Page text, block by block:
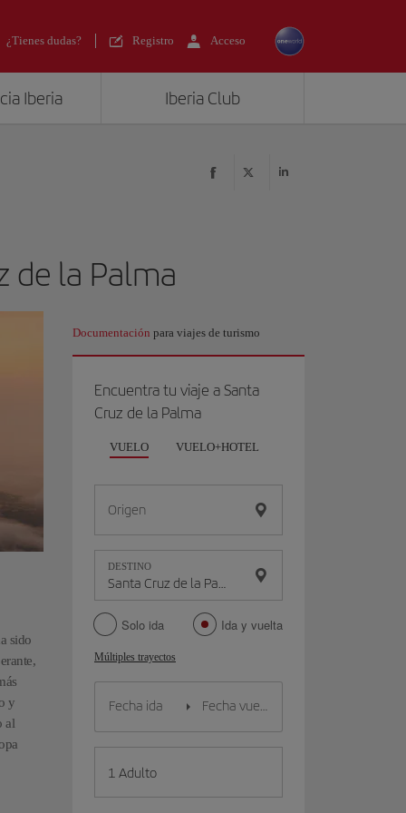
¿Tienes dudas? Registro Acceso
Iberia Iberia Club
de la Palma
sido
y
al
Documentación para viajes de turismo
Encuentra tu viaje a Santa
Cruz de la Palma
VUELO VUELO+HOTEL
Origen
DESTINO
Solo ida Ida y vuelta
Múltiples trayectos